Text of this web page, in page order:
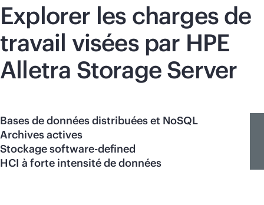
Explorer les charges de
travail visées par HPE
Alletra Storage Server
Bases de données distribuées et NoSQL
Archives actives
Stockage software-defined
HCI à forte intensité de données